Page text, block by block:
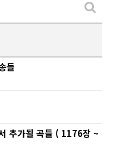
들
추가될 곡들 ( 1176장 ~